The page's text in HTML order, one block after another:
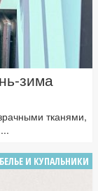
зима
тканями,
И КУПАЛЬНИКИ